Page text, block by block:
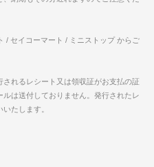
/ セイコーマート / ミニストップ からご
れるレシート又は領収証がお支払の証
は送付しておりません。発行されたレ
たします。